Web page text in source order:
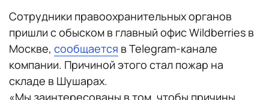
Сотрудники правоохранительных органов
пришли с обыском в главный офис Wildberries в
Москве, сообщается в Telegram-канале
компании. Причиной этого стал пожар на
складе в Шушарах.
«Мы заинтересованы в том, чтобы причины